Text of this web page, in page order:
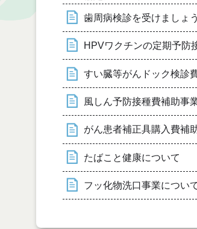
歯周病検診を受けましょう
HPVワクチンの定期予防
すい臓等がんドック検診
風しん予防接種費補助事
がん患者補正具購入費補
たばこと健康について
フッ化物洗口事業につい